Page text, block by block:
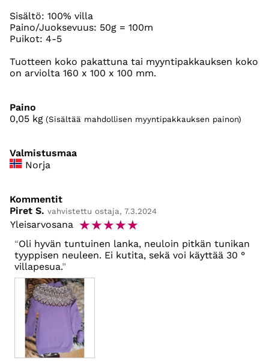
Sisältö: 100% villa
Paino/Juoksevuus: 50g = 100m
Puikot: 4-5
Tuotteen koko pakattuna tai myyntipakkauksen koko
on arviolta 160 x 100 x 100 mm.
Paino
0,05 kg (Sisältää mahdollisen myyntipakkauksen painon)
Valmistusmaa
Norja
Kommentit
Piret S. vahvistettu ostaja, 7.3.2024
Yleisarvosana ☆☆☆☆☆
Oli hyvän tuntuinen lanka, neuloin pitkän tunikan
tyyppisen neuleen. Ei kutita, sekä voi käyttää 30 °
villapesua.